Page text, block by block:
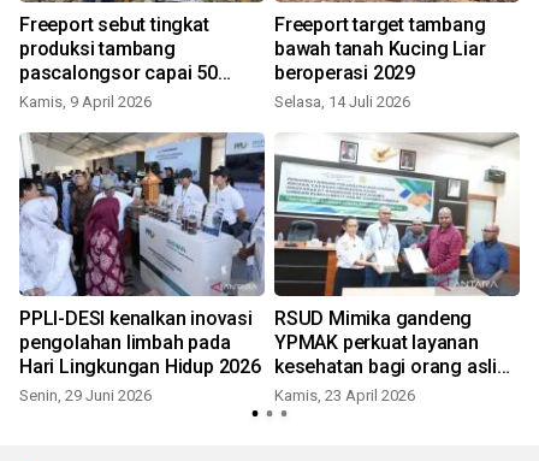
Freeport sebut tingkat
produksi tambang
pascalongsor capai 50
persen
Kamis, 9 April 2026
Freeport target tambang
bawah tanah Kucing Liar
beroperasi 2029
Selasa, 14 Juli 2026
PPLI-DESI kenalkan inovasi
pengolahan limbah pada
Hari Lingkungan Hidup 2026
Senin, 29 Juni 2026
RSUD Mimika gandeng
YPMAK perkuat layanan
kesehatan bagi orang asli
Papua
Kamis, 23 April 2026